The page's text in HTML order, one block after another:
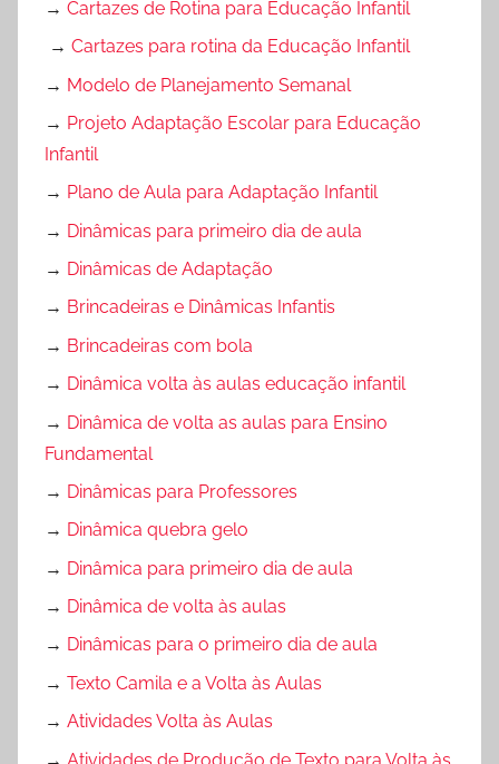
→ Cartazes de Rotina para Educação Infantil
→ Cartazes para rotina da Educação Infantil
→ Modelo de Planejamento Semanal
→ Projeto Adaptação Escolar para Educação
Infantil
→ Plano de Aula para Adaptação Infantil
→ Dinâmicas para primeiro dia de aula
→ Dinâmicas de Adaptação
→ Brincadeiras e Dinâmicas Infantis
→ Brincadeiras com bola
→ Dinâmica volta às aulas educação infantil
→ Dinâmica de volta as aulas para Ensino
Fundamental
→ Dinâmicas para Professores
→ Dinâmica quebra gelo
→ Dinâmica para primeiro dia de aula
→ Dinâmica de volta às aulas
→ Dinâmicas para o primeiro dia de aula
→ Texto Camila e a Volta às Aulas
→ Atividades Volta às Aulas
→ Atividades de Produção de Texto para Volta às